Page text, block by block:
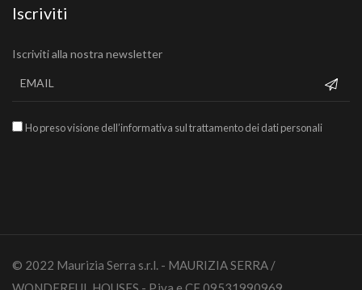
Iscriviti
Iscriviti alla nostra newsletter
Ho preso visione dell’informativa sul trattamento dei dati personali
© 2022 Maurizia Serra s.r.l. - MAURIZIA SERRA /